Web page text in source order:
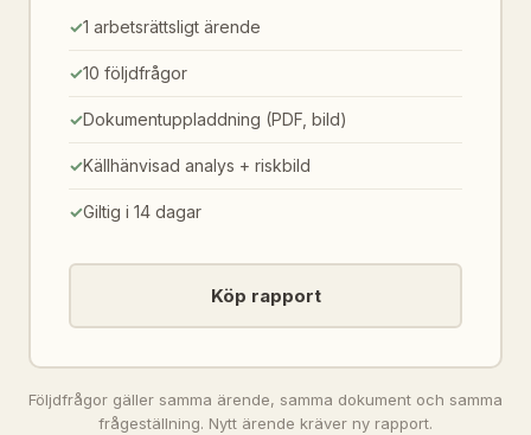
1 arbetsrättsligt ärende
10 följdfrågor
Dokumentuppladdning (PDF, bild)
Källhänvisad analys + riskbild
Giltig i 14 dagar
Köp rapport
Följdfrågor gäller samma ärende, samma dokument och samma
frågeställning. Nytt ärende kräver ny rapport.